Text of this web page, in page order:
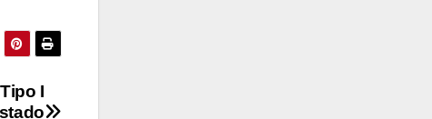
I